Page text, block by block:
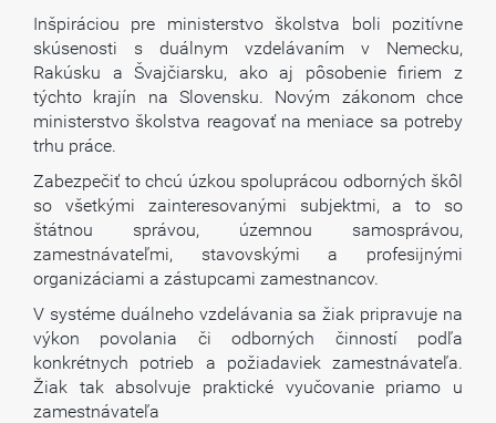
Inšpiráciou pre ministerstvo školstva boli pozitívne
skúsenosti s duálnym vzdelávaním v Nemecku,
Rakúsku a Švajčiarsku, ako aj pôsobenie firiem z
týchto krajín na Slovensku. Novým zákonom chce
ministerstvo školstva reagovať na meniace sa potreby
trhu práce.
Zabezpečiť to chcú úzkou spoluprácou odborných škôl
so všetkými zainteresovanými subjektmi, a to so
štátnou správou, územnou samosprávou,
zamestnávateľmi, stavovskými a profesijnými
organizáciami a zástupcami zamestnancov.
V systéme duálneho vzdelávania sa žiak pripravuje na
výkon povolania či odborných činností podľa
konkrétnych potrieb a požiadaviek zamestnávateľa.
Žiak tak absolvuje praktické vyučovanie priamo u
zamestnávateľa